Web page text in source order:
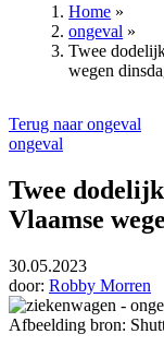
Kruimelpad
Home »
ongeval »
Twee
wegen
Terug naar ongeval
ongeval
Twee
Vlaamse
30.05.2023
door: Robby Morren
Afbeelding bron: